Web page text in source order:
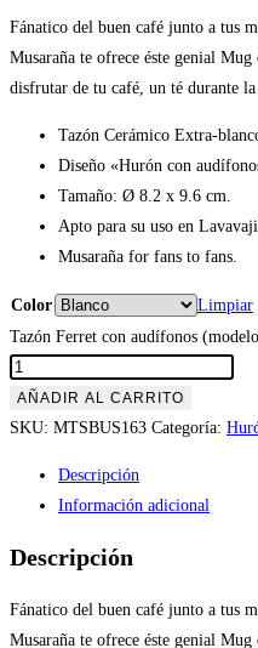
Fánatico del buen café junto a tus
Musaraña te ofrece éste genial
disfrutar de tu café, un té durante
Tazón Cerámico Extra-
Diseño «Hurón con
Tamaño: Ø 8.2 x 9.6 cm.
Apto para su uso en
Musaraña for fans to fans.
Color
Limpiar
Tazón Ferret con audífonos
AÑADIR AL CARRITO
SKU: MTSBUS163 Categoría:
Descripción
Información adicional
Descripción
Fánatico del buen café junto a tus
Musaraña te ofrece éste genial